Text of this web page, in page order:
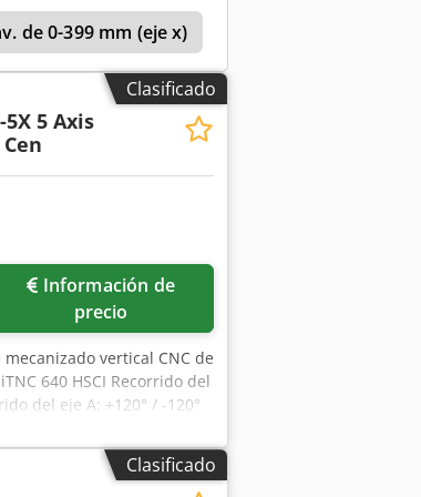
de 0-399 mm (eje x)
Clasificado
5X 5 Axis
precio
mecanizado vertical CNC de
640 HSCI Recorrido del
del eje A: +120° / -120°
de la mesa: 600 kg
rápido: 36
automático,
Clasificado